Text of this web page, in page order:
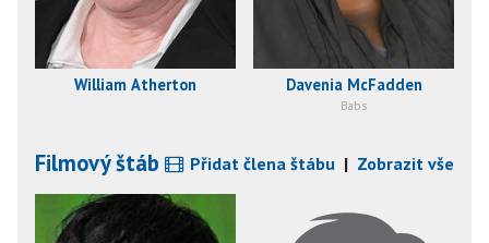
William Atherton Davenia McFadden
Babs
Filmový štáb Přidat člena štábu | Zobrazit vše